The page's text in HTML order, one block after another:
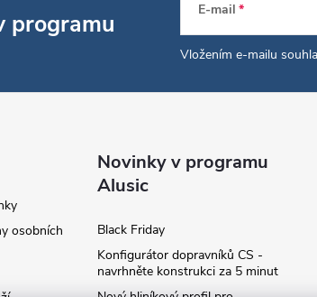
programu E-mail
Vložením e-mailu
osobních
Novinky v programu
Alusic
Black Friday
Konfigurátor dopravníků CS -
navrhněte konstrukci za 5 minut